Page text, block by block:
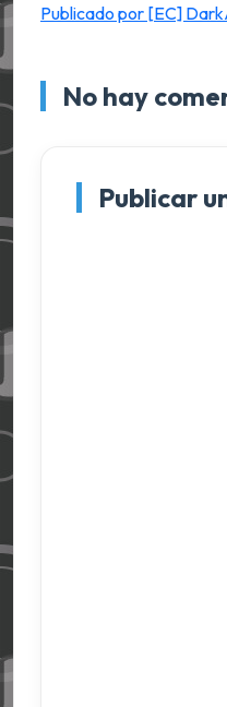
Publicado por [EC]
No hay
Publicar